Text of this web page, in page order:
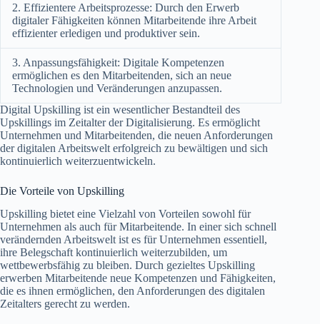
2. Effizientere Arbeitsprozesse: Durch den Erwerb
digitaler Fähigkeiten können Mitarbeitende ihre Arbeit
effizienter erledigen und produktiver sein.
3. Anpassungsfähigkeit: Digitale Kompetenzen
ermöglichen es den Mitarbeitenden, sich an neue
Technologien und Veränderungen anzupassen.
Digital Upskilling ist ein wesentlicher Bestandteil des
Upskillings im Zeitalter der Digitalisierung. Es ermöglicht
Unternehmen und Mitarbeitenden, die neuen Anforderungen
der digitalen Arbeitswelt erfolgreich zu bewältigen und sich
kontinuierlich weiterzuentwickeln.
Die Vorteile von Upskilling
Upskilling bietet eine Vielzahl von Vorteilen sowohl für
Unternehmen als auch für Mitarbeitende. In einer sich schnell
verändernden Arbeitswelt ist es für Unternehmen essentiell,
ihre Belegschaft kontinuierlich weiterzubilden, um
wettbewerbsfähig zu bleiben. Durch gezieltes Upskilling
erwerben Mitarbeitende neue Kompetenzen und Fähigkeiten,
die es ihnen ermöglichen, den Anforderungen des digitalen
Zeitalters gerecht zu werden.